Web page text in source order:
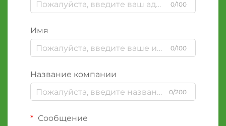
0/100
Имя
0/100
Название компании
0/200
Сообщение